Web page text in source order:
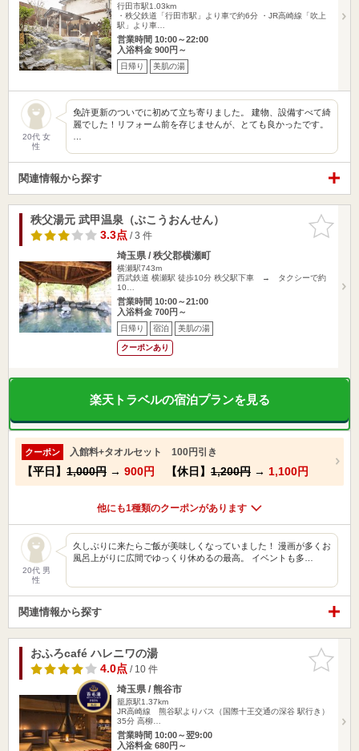
行田市駅1.03km
・秩父鉄道「行田市駅」より車で約6分 ・JR高崎線「吹上
駅」より車…
営業時間 10:00～22:00
入浴料金 900円～
日帰り 美肌の湯
20代 女
性
免許更新のついでに初めて立ち寄りました。 建物、設備すべて綺
麗でした！リフォーム前を存じませんが、とても良かったです。
関連情報から探す
お気に入
りに追加
秩父湯元 武甲温泉（ぶこうおんせん）
3.3点/ 3 件
埼玉県 / 秩父郡横瀬町
横瀬駅743m
西武鉄道 横瀬駅 徒歩10分 秩父駅下車 → タクシーで約
10…
営業時間 10:00～21:00
入浴料金 700円～
日帰り 宿泊 美肌の湯
クーポンあり
楽天トラベルの宿泊プランを見る
クーポン 入館料+タオルセット 100円引き
【平日】 1,000円 → 900円 【休日】 1,200円 → 1,100円
他にも1種類のクーポンがあります
20代 男
性
久しぶりに来たらご飯が美味しくなっていました！ 漫画が多くお
風呂上がりに広間でゆっくり休めるの最高。 イベントも多…
関連情報から探す
お気に入
りに追加
おふろcafé ハレニワの湯
4.0点/ 10 件
埼玉県 / 熊谷市
籠原駅1.37km
JR高崎線 熊谷駅よりバス（国際十王交通の深谷 駅行き）
35分 高柳…
営業時間 10:00～翌9:00
入浴料金 680円～